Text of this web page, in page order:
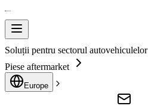
Soluții pentru sectorul autovehiculelor
Piese aftermarket
Europe